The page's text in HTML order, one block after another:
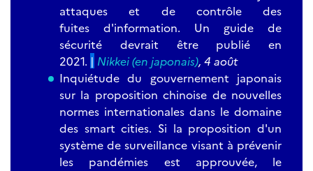
attaques et de contrôle des
fuites d'information. Un guide de
sécurité devrait être publié en
2021. | Nikkei (en japonais), 4 août
Inquiétude du gouvernement japonais
sur la proposition chinoise de nouvelles
normes internationales dans le domaine
des smart cities. Si la proposition d'un
système de surveillance visant à prévenir
les pandémies est approuvée, le